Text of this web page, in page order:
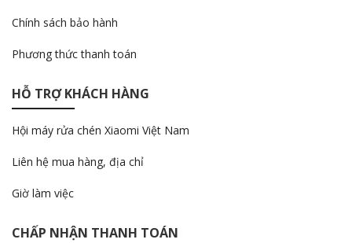
Chính sách bảo hành
Phương thức thanh toán
HỖ TRỢ KHÁCH HÀNG
Hội máy rửa chén Xiaomi Việt Nam
Liên hệ mua hàng, địa chỉ
Giờ làm việc
CHẤP NHẬN THANH TOÁN